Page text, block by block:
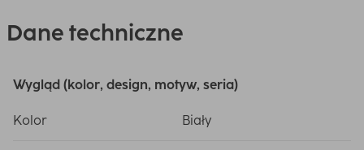
Dane techniczne
Wygląd (kolor, design, motyw, seria)
Kolor Biały